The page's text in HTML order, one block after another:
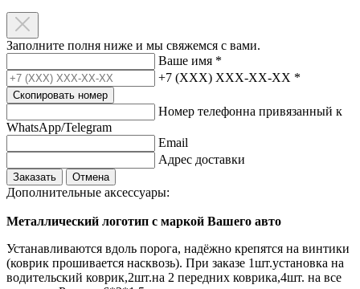
Заполните полня ниже и мы свяжемся с вами.
Ваше имя *
+7 (XXX) XXX-XX-XX *
Скопировать номер
Номер телефонна привязанный к
WhatsApp/Telegram
Email
Адрес доставки
Заказать Отмена
Дополнительные аксессуары:
Металлический логотип с маркой Вашего авто
Устанавливаются вдоль порога, надёжно крепятся на винтики
(коврик прошивается насквозь). При заказе 1шт.установка на
водительский коврик,2шт.на 2 передних коврика,4шт. на все